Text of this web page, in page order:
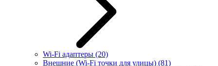
Wi-Fi адаптеры (20)
Внешние (Wi-Fi точки для улицы) (81)